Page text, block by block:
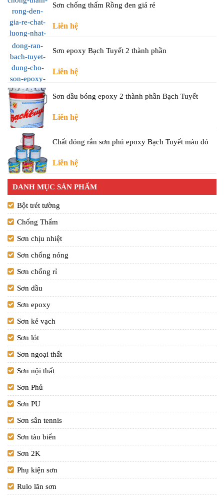
Sơn chống thấm Rồng đen giá rẻ
Liên hệ
Sơn epoxy Bạch Tuyết 2 thành phần
Liên hệ
Sơn dầu bóng epoxy 2 thành phần Bạch Tuyết
Liên hệ
Chất đóng rắn sơn phủ epoxy Bạch Tuyết màu đỏ
Liên hệ
DANH MỤC SẢN PHẨM
Bột trét tường
Chống Thấm
Sơn chịu nhiệt
Sơn chống nóng
Sơn chống rỉ
Sơn dầu
Sơn epoxy
Sơn kẻ vạch
Sơn lót
Sơn ngoại thất
Sơn nội thất
Sơn Phủ
Sơn PU
Sơn sân tennis
Sơn tàu biển
Sơn 2K
Phụ kiện sơn
Rulo lăn sơn